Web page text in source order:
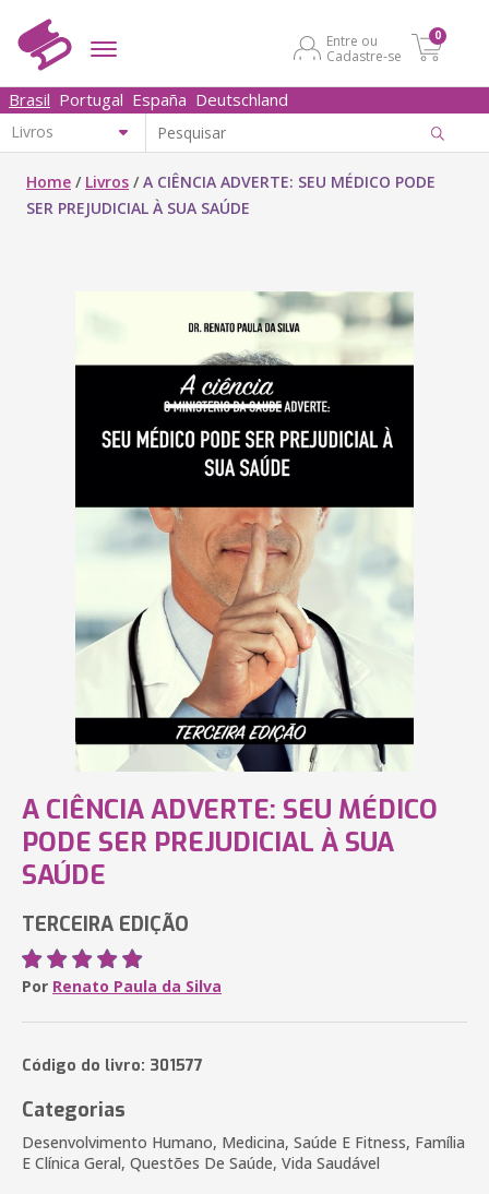
Entre ou
Cadastre-se
0
Brasil Portugal España Deutschland
Home / Livros /A CIÊNCIA ADVERTE: SEU MÉDICO PODE
SER PREJUDICIAL À SUA SAÚDE
A CIÊNCIA ADVERTE: SEU MÉDICO
PODE SER PREJUDICIAL À SUA
SAÚDE
TERCEIRA EDIÇÃO
Por Renato Paula da Silva
Código do livro: 301577
Categorias
Desenvolvimento Humano, Medicina, Saúde E Fitness, Família
E Clínica Geral, Questões De Saúde, Vida Saudável